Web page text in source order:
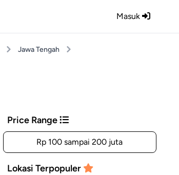
Masuk
Jawa Tengah
Price Range
Rp 100 sampai 200 juta
Lokasi Terpopuler